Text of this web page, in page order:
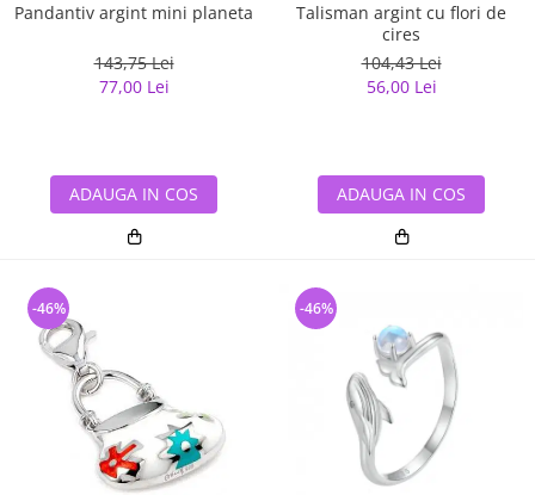
Pandantiv argint mini planeta
143,75 Lei
77,00 Lei
ADAUGA IN COS
Talisman argint cu flori de
cires
104,43 Lei
56,00 Lei
ADAUGA IN COS
-46% -46%